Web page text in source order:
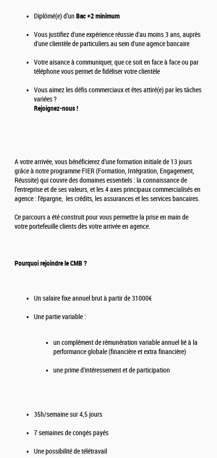
Diplômé(e) d’un Bac +2 minimum
Vous justifiez d'une expérience réussie d'au moins 3 ans, auprès
d'une clientèle de particuliers au sein d'une agence bancaire
Votre aisance à communiquer, que ce soit en face à face ou par
téléphone vous permet de fidéliser votre clientèle
Vous aimez les défis commerciaux et êtes attiré(e) par les tâches
variées ?
Rejoignez-nous !
A votre arrivée, vous bénéficierez d’une formation initiale de 13 jours
grâce à notre programme FIER (Formation, Intégration, Engagement,
Réussite) qui couvre des domaines essentiels : la connaissance de
l’entreprise et de ses valeurs, et les 4 axes principaux commercialisés en
agence : l’épargne, les crédits, les assurances et les services bancaires.
Ce parcours a été construit pour vous permettre la prise en main de
votre portefeuille clients dès votre arrivée en agence.
Pourquoi rejoindre le CMB ?
Un salaire fixe annuel brut à partir de 31000€
Une partie variable :
un complément de rémunération variable annuel lié à la
performance globale (financière et extra financière)
une prime d'intéressement et de participation
35h/semaine sur 4,5 jours
7 semaines de congés payés
Une possibilité de télétravail